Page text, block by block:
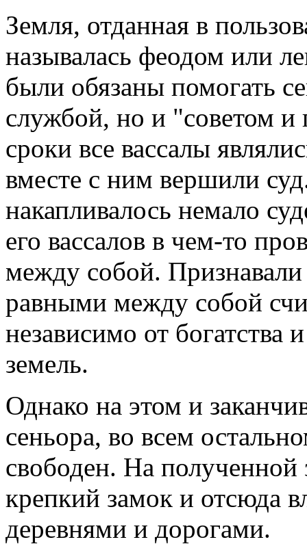
Земля, отданная в
называлась феодом или
были обязаны помогать
службой, но и "советом
сроки все вассалы
вместе с ним вершили
накапливалось немало
его вассалов в чем-то
между собой.
равными между собой
независимо от богатства
земель.
Однако на этом и
сеньора, во всем
свободен. На полученной
крепкий замок и отсюда
деревнями и дорогами.